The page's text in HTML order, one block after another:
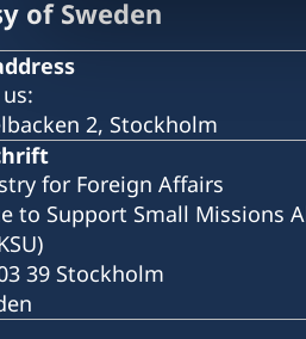
of Sweden
2, Stockholm
for Foreign Affairs
to Support Small Missions
39 Stockholm